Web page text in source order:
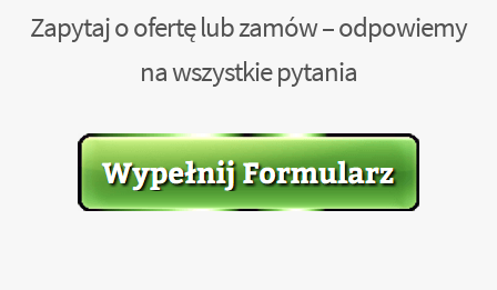
Zapytaj o ofertę lub zamów – odpowiemy
na wszystkie pytania